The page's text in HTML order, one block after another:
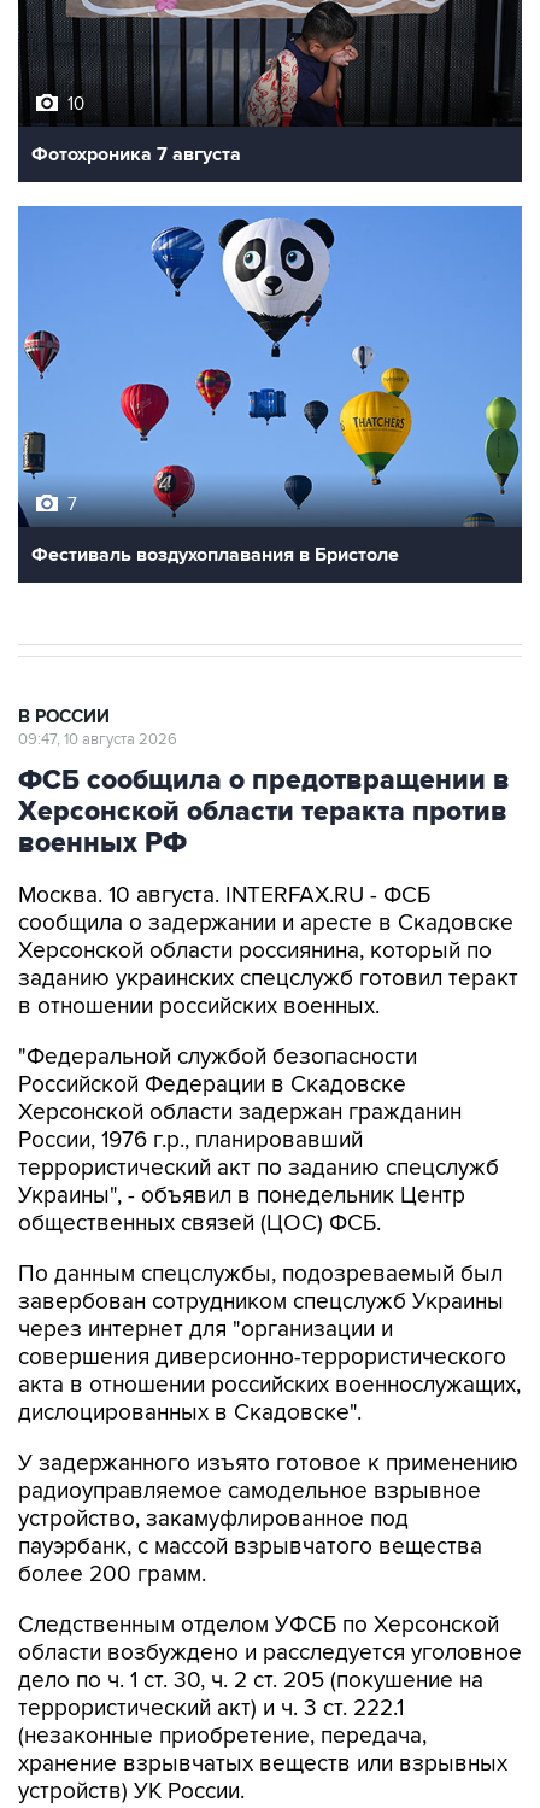
10
Фотохроника 7 августа
7
Фестиваль воздухоплавания в Бристоле
В РОССИИ
09:47, 10 августа 2026
ФСБ сообщила о предотвращении в
Херсонской области теракта против
военных РФ
Москва. 10 августа. INTERFAX.RU - ФСБ
сообщила о задержании и аресте в Скадовске
Херсонской области россиянина, который по
заданию украинских спецслужб готовил теракт
в отношении российских военных.
"Федеральной службой безопасности
Российской Федерации в Скадовске
Херсонской области задержан гражданин
России, 1976 г.р., планировавший
террористический акт по заданию спецслужб
Украины", - объявил в понедельник Центр
общественных связей (ЦОС) ФСБ.
По данным спецслужбы, подозреваемый был
завербован сотрудником спецслужб Украины
через интернет для "организации и
совершения диверсионно-террористического
акта в отношении российских военнослужащих,
дислоцированных в Скадовске".
У задержанного изъято готовое к применению
радиоуправляемое самодельное взрывное
устройство, закамуфлированное под
пауэрбанк, с массой взрывчатого вещества
более 200 грамм.
Следственным отделом УФСБ по Херсонской
области возбуждено и расследуется уголовное
дело по ч. 1 ст. 30, ч. 2 ст. 205 (покушение на
террористический акт) и ч. 3 ст. 222.1
(незаконные приобретение, передача,
хранение взрывчатых веществ или взрывных
устройств) УК России.